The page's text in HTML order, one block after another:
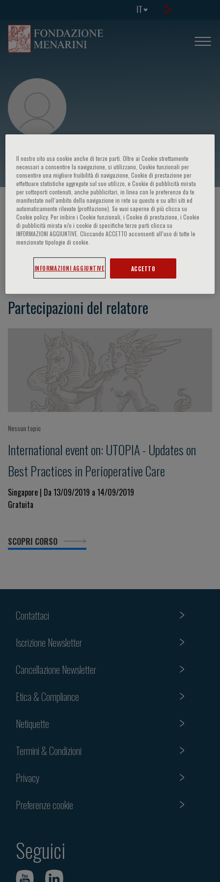
IT
Kok Sun Ho
HOME PAGE / CORSI ED EVENTI / RELATORE
Kok Sun Ho
Partecipazioni del relatore
Nessun topic
International event on: UTOPIA - Updates on
Best Practices in Perioperative Care
Singapore | Da 13/09/2019 a 14/09/2019
Gratuita
SCOPRI CORSO
Contattaci
Iscrizione Newsletter
Cancellazione Newsletter
Etica & Compliance
Netiquette
Termini & Condizioni
Privacy
Preferenze cookie
Seguici
Il nostro sito usa cookie anche di terze parti. Oltre ai Cookie strettamente
necessari a consentire la navigazione, si utilizzano, Cookie funzionali per
consentire una migliore fruibilità di navigazione, Cookie di prestazione per
effettuare statistiche aggregate sul suo utilizzo, e Cookie di pubblicità mirata
per sottoporti contenuti, anche pubblicitari, in linea con le preferenze da te
manifestate nell‘ambito della navigazione in rete su questo e su altri siti ed
automaticamente rilevate (profilazione). Se vuoi saperne di più clicca su
Cookie policy. Per inibire i Cookie funzionali, i Cookie di prestazione, i Cookie
di pubblicità mirata e/o i cookie di specifiche terze parti clicca su
INFORMAZIONI AGGIUNTIVE. Cliccando ACCETTO acconsenti all’uso di tutte le
menzionate tipologie di cookie.
INFORMAZIONI AGGIUNTIVE ACCETTO